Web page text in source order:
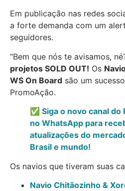
Em publicação nas redes
a forte demanda com um
seguidores.
“Bem que nós te avisamos,
projetos SOLD OUT! Os
WS On Board são um
PromoAção.
✅ Siga o novo canal
no WhatsApp para
atualizações do
Brasil e mundo!
Os navios que tiveram suas
Navio Chitãozinho &